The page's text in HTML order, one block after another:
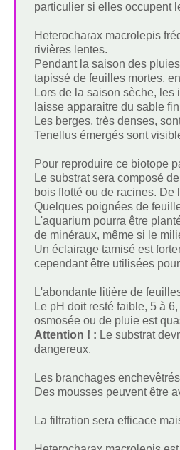
particulier si elles occupent
Heterocharax macrolepis
rivières lentes.
Pendant la saison des
tapissé de feuilles mortes,
Lors de la saison sèche,
laisse apparaitre du sable
Les berges, très denses,
Tenellusémergés sont
Pour reproduire ce biotope
Le substrat sera composé
bois flotté ou de racines. De
Quelques poignées de
L'aquarium pourra être
de minéraux, même si le
Un éclairage tamisé est
cependant être utilisées
L'abondante litière de
Le pH doit resté faible, 5 à
osmosée ou de pluie est
Attention ! : Le substrat
dangereux.
Les branchages
Des mousses peuvent être
La filtration sera efficace